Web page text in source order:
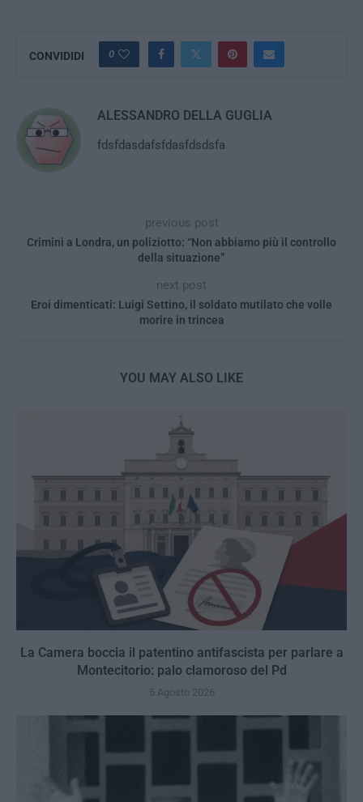
CONVIDIDI 0
ALESSANDRO DELLA GUGLIA
fdsfdasdafsfdasfdsdsfa
previous post
Crimini a Londra, un poliziotto: “Non abbiamo più il controllo
della situazione”
next post
Eroi dimenticati: Luigi Settino, il soldato mutilato che volle
morire in trincea
YOU MAY ALSO LIKE
La Camera boccia il patentino antifascista per parlare a
Montecitorio: palo clamoroso del Pd
5 Agosto 2026